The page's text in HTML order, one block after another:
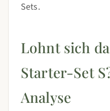
Sets.
Lohnt sich
Starter-Set
Analyse